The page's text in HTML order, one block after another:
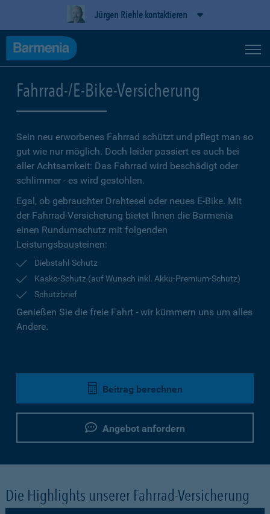
Jürgen Riehle kontaktieren
Fahrrad-/E-Bike-Versicherung
Sein neu erworbenes Fahrrad schützt und pflegt man so
gut wie nur möglich. Doch leider passiert es auch bei
aller Achtsamkeit: Das Fahrrad wird beschädigt oder
schlimmer - es wird gestohlen.
Egal, ob gebrauchter Drahtesel oder neues E-Bike. Mit
der Fahrrad-Versicherung bietet Ihnen die Barmenia
einen Rundumschutz mit folgenden
Leistungsbausteinen:
Diebstahl-Schutz
Kasko-Schutz (auf Wunsch inkl. Akku-Premium-Schutz)
Schutzbrief
Genießen Sie die freie Fahrt - wir kümmern uns um alles
Andere.
Beitrag berechnen
Angebot anfordern
Die Highlights unserer Fahrrad-Versicherung